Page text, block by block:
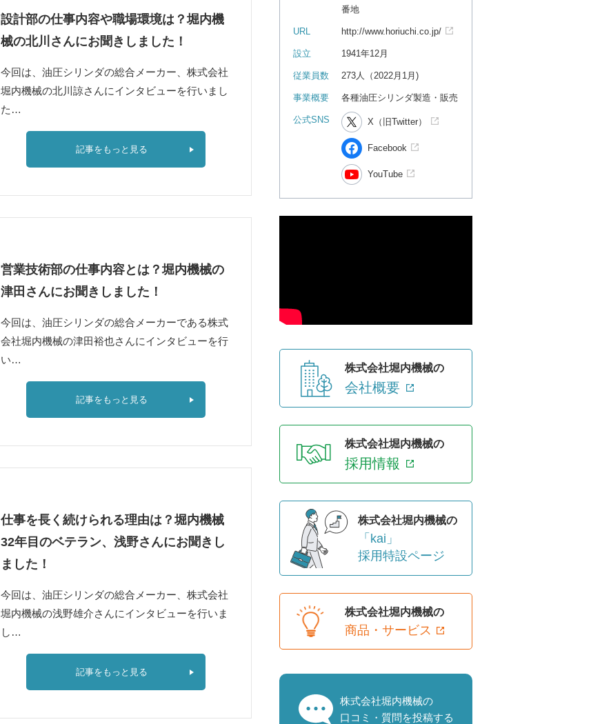
設計部の仕事内容や職場環境は？堀内機
械の北川さんにお聞きしました！
今回は、油圧シリンダの総合メーカー、株式会社
堀内機械の北川諒さんにインタビューを行いまし
た…
記事をもっと見る
営業技術部の仕事内容とは？堀内機械の
津田さんにお聞きしました！
今回は、油圧シリンダの総合メーカーである株式
会社堀内機械の津田裕也さんにインタビューを行
い…
記事をもっと見る
仕事を長く続けられる理由は？堀内機械
32年目のベテラン、浅野さんにお聞きし
ました！
今回は、油圧シリンダの総合メーカー、株式会社
堀内機械の浅野雄介さんにインタビューを行いま
し…
記事をもっと見る
番地
URL http://www.horiuchi.co.jp/
設立 1941年12月
従業員数 273人（2022月1月)
事業概要 各種油圧シリンダ製造・販売
公式SNS X（旧Twitter）
Facebook
YouTube
株式会社堀内機械の
会社概要
株式会社堀内機械の
採用情報
株式会社堀内機械の
「kai」
採用特設ページ
株式会社堀内機械の
商品・サービス
株式会社堀内機械の
口コミ・質問を投稿する